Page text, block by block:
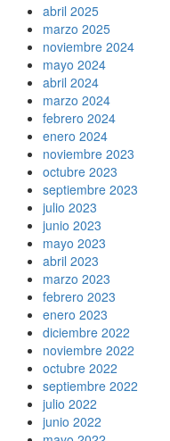
abril 2025
marzo 2025
noviembre 2024
mayo 2024
abril 2024
marzo 2024
febrero 2024
enero 2024
noviembre 2023
octubre 2023
septiembre 2023
julio 2023
junio 2023
mayo 2023
abril 2023
marzo 2023
febrero 2023
enero 2023
diciembre 2022
noviembre 2022
octubre 2022
septiembre 2022
julio 2022
junio 2022